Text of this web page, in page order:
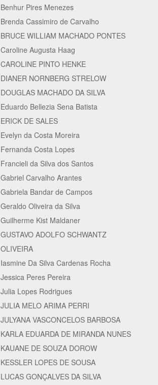
Benhur Pires Menezes
Brenda Cassimiro de Carvalho
BRUCE WILLIAM MACHADO PONTES
Caroline Augusta Haag
CAROLINE PINTO HENKE
DIANER NORNBERG STRELOW
DOUGLAS MACHADO DA SILVA
Eduardo Bellezia Sena Batista
ERICK DE SALES
Evelyn da Costa Moreira
Fernanda Costa Lopes
Francieli da Silva dos Santos
Gabriel Carvalho Arantes
Gabriela Bandar de Campos
Geraldo Oliveira da Silva
Guilherme Kist Maldaner
GUSTAVO ADOLFO SCHWANTZ
OLIVEIRA
Iasmine Da Silva Cardenas Rocha
Jessica Peres Pereira
Julia Lopes Rodrigues
JULIA MELO ARIMA PERRI
JULYANA VASCONCELOS BARBOSA
KARLA EDUARDA DE MIRANDA NUNES
KAUANE DE SOUZA DOROW
KESSLER LOPES DE SOUSA
LUCAS GONÇALVES DA SILVA